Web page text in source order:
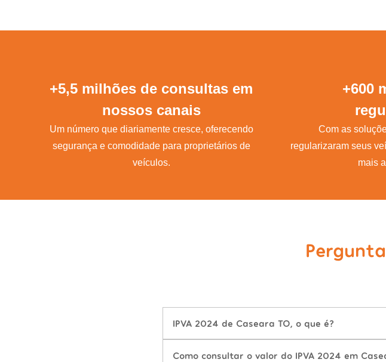
+5,5 milhões de consultas em
nossos canais
Um número que diariamente cresce, oferecendo
segurança e comodidade para proprietários de
veículos.
+600
Com as
regularizaram seus
mais
IPVA 2024 de Caseara TO, o que é?
Como consultar o valor do IPVA 2024 em